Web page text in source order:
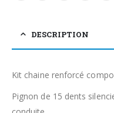
DESCRIPTION
Kit chaine renforcé
Pignon de 15 dents